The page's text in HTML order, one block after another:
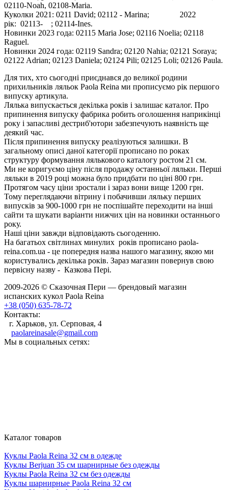
02110-Noah, 02108-Maria.
Куколки 2021: 0211 David; 02112 - Marina; 2022
рік: 02113- ; 02114-Ines.
Новинки 2023 года: 02115 Maria Jose; 02116 Noelia; 02118
Raguel.
Новинки 2024 года: 02119 Sandra; 02120 Nahia; 02121 Soraya;
02122 Adrian; 02123 Daniela; 02124 Pili; 02125 Loli; 02126 Paula.
Для тих, хто сьогодні приєднався до великої родини
прихильників ляльок Paola Reina ми прописуємо рік першого
випуску артикула.
Лялька випускається декілька років і залишає каталог. Про
припинення випуску фабрика робить оголошення наприкінці
року і запасливі дестриб'ютори забезпечують наявність ще
деякий час.
Після припинення випуску реалізуються залишки. В
загальному описі даної категорії прописано по роках
структуру формування лялькового каталогу ростом 21 см.
Ми не коригуємо ціну після продажу останньої ляльки. Перші
ляльки в 2019 році можна було придбати по ціні 800 грн.
Протягом часу ціни зростали і зараз вони вище 1200 грн.
Тому переглядаючи вітрину і побачивши ляльку перших
випусків за 900-1000 грн не поспішайте переходити на інші
сайти та шукати варіанти нижчих цін на новинки останнього
року.
Наші ціни завжди відповідають сьогоденню.
На багатьох світлинах минулих років прописано paola-
reina.com.ua - це попередня назва нашого магазину, якою ми
користувались декілька років. Зараз магазин повернув свою
первісну назву - Казкова Пері.
2009-2026 © Сказочная Пери — брендовый магазин
испанских кукол Paola Reina
+38 (050) 635-78-72
Контакты:
г. Харьков, ул. Серповая, 4
paolareinasale@gmail.com
Мы в социальных сетях:
Каталог товаров
Куклы Paola Reina 32 см в одежде
Куклы Berjuan 35 cм шарнирные без одежды
Куклы Paola Reina 32 см без одежды
Куклы шарнирные Paola Reina 32 см